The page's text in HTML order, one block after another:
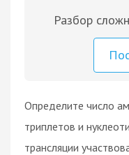
Разбор
Определите число
триплетов и
трансляции